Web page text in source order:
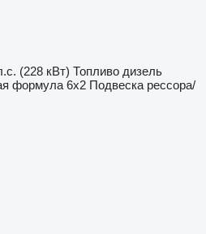
(228 кВт) Топливо дизель
формула 6x2 Подвеска рессора/